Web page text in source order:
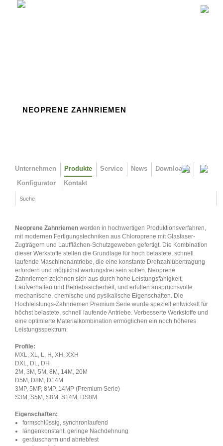
Direkt zum Inhalt
NEOPRENE ZAHNRIEMEN
Unternehmen Produkte Service News
Downloads
Konfigurator
Kontakt
Suchformular
Suche
Neoprene Zahnriemen werden in hochwertigen Produktionsverfahren,
mit modernen Fertigungstechniken aus Chloroprene mit Glasfaser-
Zugträgern und Laufflächen-Schutzgeweben gefertigt. Die Kombination
dieser Werkstoffe stellen die Grundlage für hoch belastete, schnell
laufende Maschinenantriebe, die eine konstante Drehzahlübertragung
erfordern und möglichst wartungsfrei sein sollen. Neoprene
Zahnriemen zeichnen sich aus durch hohe Leistungsfähigkeit,
Laufverhalten und Betriebssicherheit, und erfüllen anspruchsvolle
mechanische, chemische und pysikalische Eigenschaften. Die
Hochleistungs-Zahnriemen Premium Serie wurde speziell entwickelt für
höchst belastete, schnell laufende Antriebe. Verbesserte Werkstoffe und
eine optimierte Materialkombination ermöglichen ein noch höheres
Leistungsspektrum.
Profile:
MXL, XL, L, H, XH, XXH
DXL, DL, DH
2M, 3M, 5M, 8M, 14M, 20M
D5M, D8M, D14M
3MP, 5MP, 8MP, 14MP (Premium Serie)
S3M, S5M, S8M, S14M, DS8M
Eigenschaften:
formschlüssig, synchronlaufend
längenkonstant, geringe Nachdehnung
geräuscharm und abriebfest